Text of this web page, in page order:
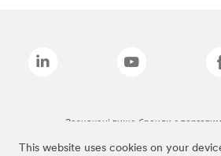
This website uses cookies on your
Зазначені вище бренди є